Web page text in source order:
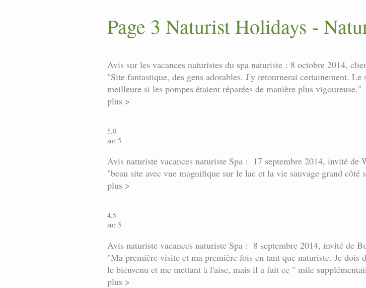
Page 3 Naturist Holidays -
Avis sur les vacances naturistes du spa naturiste : 8 octobre 2014,
"Site fantastique, des gens adorables. J'y retournerai certainement.
meilleure si les pompes étaient réparées de manière plus vigoureuse."
plus >
5.0
sur 5
Avis naturiste vacances naturiste Spa : 17 septembre 2014, invité de
"beau site avec vue magnifique sur le lac et la vie sauvage grand côté
plus >
4.5
sur 5
Avis naturiste vacances naturiste Spa : 8 septembre 2014, invité de
"Ma première visite et ma première fois en tant que naturiste. Je
le bienvenu et me mettant à l'aise, mais il a fait ce " mile
plus >